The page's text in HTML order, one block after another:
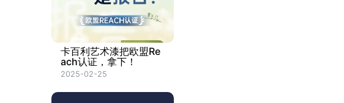
卡百利艺术漆把欧盟Re
ach认证，拿下！
2025-02-25